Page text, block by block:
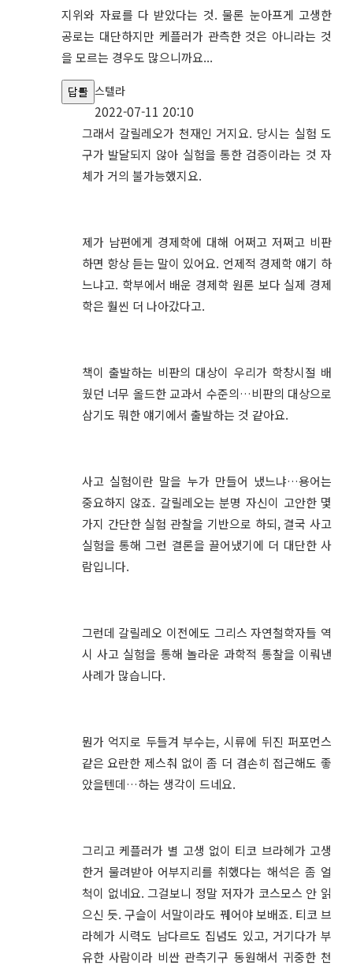
지위와 자료를 다 받았다는 것. 물론 눈아프게 고생한
공로는 대단하지만 케플러가 관측한 것은 아니라는 것
을 모르는 경우도 많으니까요...
답글 스텔라
2022-07-11 20:10
그래서 갈릴레오가 천재인 거지요. 당시는 실험 도
구가 발달되지 않아 실험을 통한 검증이라는 것 자
체가 거의 불가능했지요.
제가 남편에게 경제학에 대해 어쩌고 저쩌고 비판
하면 항상 듣는 말이 있어요. 언제적 경제학 얘기 하
느냐고. 학부에서 배운 경제학 원론 보다 실제 경제
학은 훨씬 더 나아갔다고.
책이 출발하는 비판의 대상이 우리가 학창시절 배
웠던 너무 올드한 교과서 수준의…비판의 대상으로
삼기도 뭐한 얘기에서 출발하는 것 같아요.
사고 실험이란 말을 누가 만들어 냈느냐…용어는
중요하지 않죠. 갈릴레오는 분명 자신이 고안한 몇
가지 간단한 실험 관찰을 기반으로 하되, 결국 사고
실험을 통해 그런 결론을 끌어냈기에 더 대단한 사
람입니다.
그런데 갈릴레오 이전에도 그리스 자연철학자들 역
시 사고 실험을 통해 놀라운 과학적 통찰을 이뤄낸
사례가 많습니다.
뭔가 억지로 두들겨 부수는, 시류에 뒤진 퍼포먼스
같은 요란한 제스춰 없이 좀 더 겸손히 접근해도 좋
았을텐데…하는 생각이 드네요.
그리고 케플러가 별 고생 없이 티코 브라헤가 고생
한거 물려받아 어부지리를 취했다는 해석은 좀 얼
척이 없네요. 그걸보니 정말 저자가 코스모스 안 읽
으신 듯. 구슬이 서말이라도 꿰어야 보배죠. 티코 브
라헤가 시력도 남다르도 집념도 있고, 거기다가 부
유한 사람이라 비싼 관측기구 동원해서 귀중한 천